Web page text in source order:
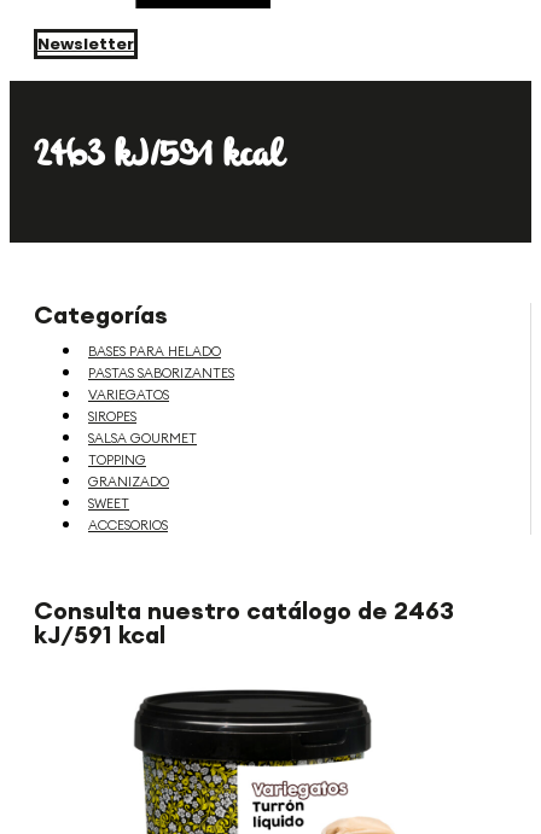
Newsletter
2463 kJ/591 kcal
Categorías
BASES PARA HELADO
PASTAS SABORIZANTES
VARIEGATOS
SIROPES
SALSA GOURMET
TOPPING
GRANIZADO
SWEET
ACCESORIOS
Consulta nuestro catálogo de 2463
kJ/591 kcal